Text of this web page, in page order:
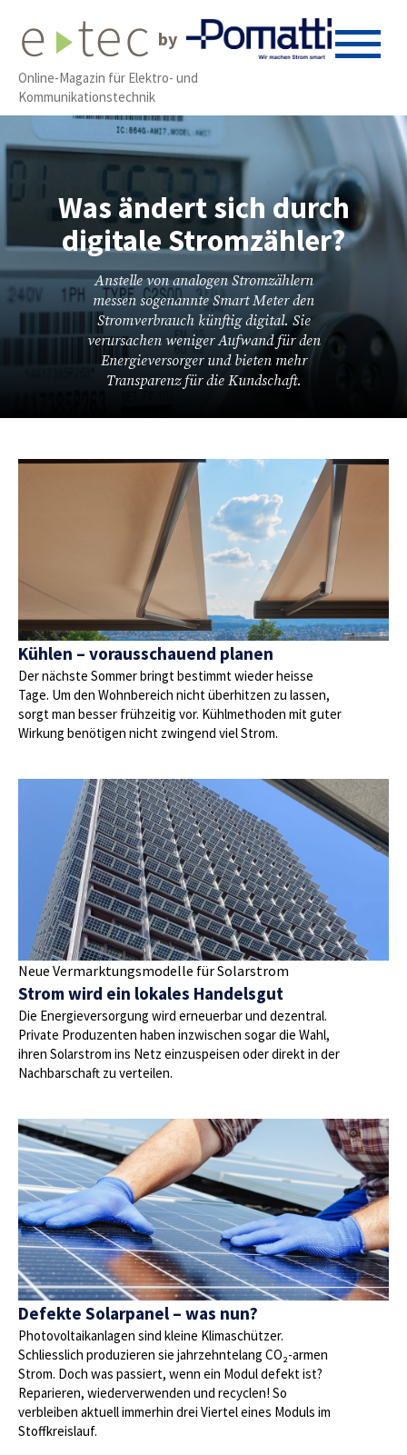
by
Online-Magazin für Elektro- und
Kommunikationstechnik
Was ändert sich durch
digitale Stromzähler?
Anstelle von analogen Stromzählern
messen sogenannte Smart Meter den
Stromverbrauch künftig digital. Sie
verursachen weniger Aufwand für den
Energieversorger und bieten mehr
Transparenz für die Kundschaft.
Kühlen – vorausschauend planen
Der nächste Sommer bringt bestimmt wieder heisse
Tage. Um den Wohnbereich nicht überhitzen zu lassen,
sorgt man besser frühzeitig vor. Kühlmethoden mit guter
Wirkung benötigen nicht zwingend viel Strom.
Neue Vermarktungsmodelle für Solarstrom
Strom wird ein lokales Handelsgut
Die Energieversorgung wird erneuerbar und dezentral.
Private Produzenten haben inzwischen sogar die Wahl,
ihren Solarstrom ins Netz einzuspeisen oder direkt in der
Nachbarschaft zu verteilen.
Defekte Solarpanel – was nun?
Photovoltaikanlagen sind kleine Klimaschützer.
Schliesslich produzieren sie jahrzehntelang CO₂-armen
Strom. Doch was passiert, wenn ein Modul defekt ist?
Reparieren, wiederverwenden und recyclen! So
verbleiben aktuell immerhin drei Viertel eines Moduls im
Stoffkreislauf.